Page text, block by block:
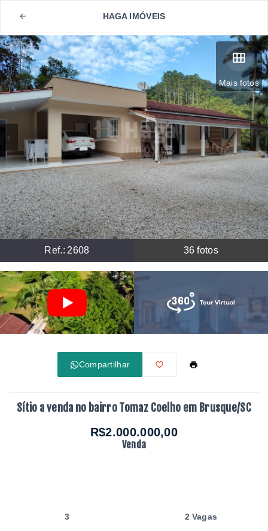
HAGA IMÓVEIS
Mais fotos
Ref.: 2608 36 fotos
Compartilhar
Sítio a venda no bairro Tomaz Coelho em Brusque/SC
R$2.000.000,00
Venda
3 2 Vagas